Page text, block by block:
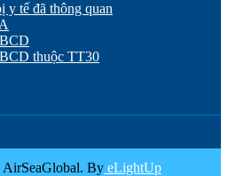
y tế đã thông quan
thuộc TT30
By eLightUp